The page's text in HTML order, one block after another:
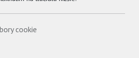
cookies.r.o., Všetky práva vyhradené.